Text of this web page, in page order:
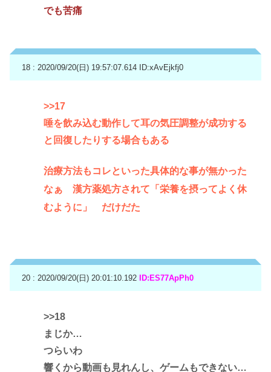
でも苦痛
18 : 2020/09/20(日) 19:57:07.614 ID:xAvEjkfj0
>>17
唾を飲み込む動作して耳の気圧調整が成功する
と回復したりする場合もある
治療方法もコレといった具体的な事が無かった
なぁ 漢方薬処方されて「栄養を摂ってよく休
むように」 だけだた
20 : 2020/09/20(日) 20:01:10.192 ID:ES77ApPh0
>>18
まじか…
つらいわ
響くから動画も見れんし、ゲームもできない…